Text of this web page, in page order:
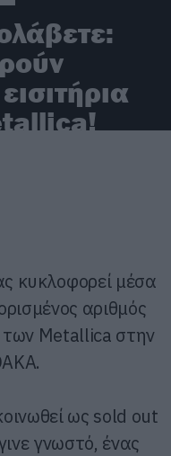
κυκλοφορεί μέσα
αριθμός
των Metallica στην
ως sold out
γνωστό, ένας